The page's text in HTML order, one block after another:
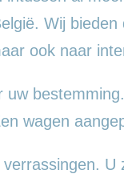
Wij bieden
ook naar
wagen
U